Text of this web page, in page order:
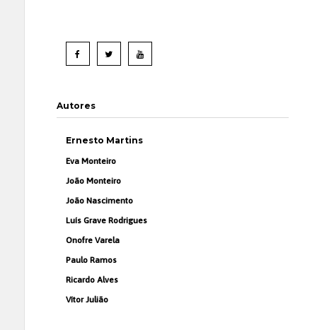
Autores
Ernesto Martins
Eva Monteiro
João Monteiro
João Nascimento
Luís Grave Rodrigues
Onofre Varela
Paulo Ramos
Ricardo Alves
Vítor Julião